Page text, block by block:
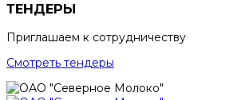
ТЕНДЕРЫ
Приглашаем к сотрудничеству
Смотреть тендеры